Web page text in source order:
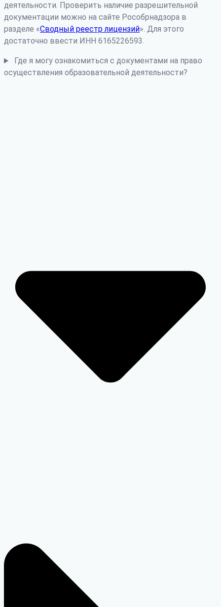
деятельности. Проверить наличие разрешительной
документации можно на сайте Рособрнадзора в
разделе «Сводный реестр лицензий». Для этого
достаточно ввести ИНН 6165226593.
Где я могу ознакомиться с документами на право
осуществления образовательной деятельности?